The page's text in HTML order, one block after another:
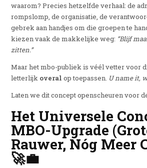
waarom? Precies hetzelfde verhaal: de
rompslomp, de organisatie, de
gebrek aan handjes om die groepen te
kiezen vaak de makkelijke weg: “Blijf
zitten.”
Maar het mbo-publiek is véél vetter voor
letterlijk overal op toepassen. U name it,
Laten we dit concept openscheuren voor
Het Universele
MBO-Upgrade
Rauwer, Nóg Meer
🚀💼